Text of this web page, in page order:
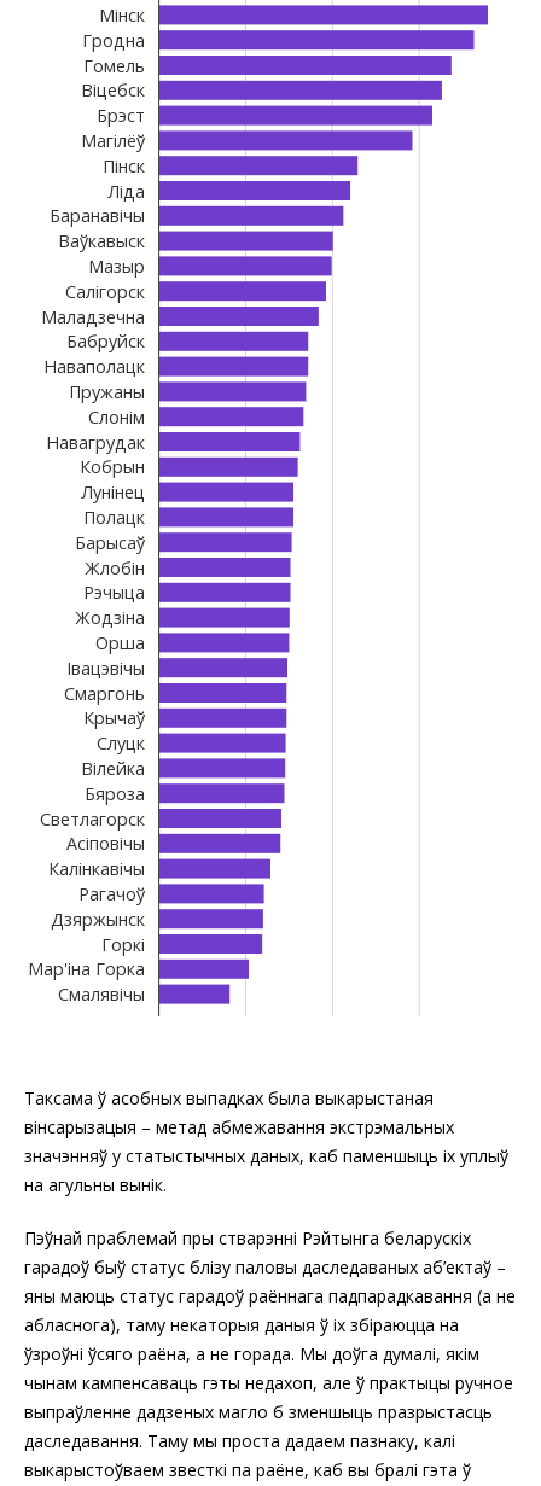
Мінск
Гродна
Гомель
Віцебск
Брэст
Магілёў
Пінск
Ліда
Баранавічы
Ваўкавыск
Мазыр
Салігорск
Маладзечна
Бабруйск
Наваполацк
Пружаны
Слонім
Навагрудак
Кобрын
Лунінец
Полацк
Барысаў
Жлобін
Рэчыца
Жодзіна
Орша
Івацэвічы
Смаргонь
Крычаў
Слуцк
Вілейка
Бяроза
Светлагорск
Асіповічы
Калінкавічы
Рагачоў
Дзяржынск
Горкі
Мар'іна Горка
Смалявічы
Таксама ў асобных выпадках была выкарыстаная
вінсарызацыя – метад абмежавання экстрэмальных
значэнняў у статыстычных даных, каб паменшыць іх уплыў
на агульны вынік.
Пэўнай праблемай пры стварэнні Рэйтынга беларускіх
гарадоў быў статус блізу паловы даследаваных аб’ектаў –
яны маюць статус гарадоў раённага падпарадкавання (а не
абласнога), таму некаторыя даныя ў іх збіраюцца на
ўзроўні ўсяго раёна, а не горада. Мы доўга думалі, якім
чынам кампенсаваць гэты недахоп, але ў практыцы ручное
выпраўленне дадзеных магло б зменшыць празрыстасць
даследавання. Таму мы проста дадаем пазнаку, калі
выкарыстоўваем звесткі па раёне, каб вы бралі гэта ў